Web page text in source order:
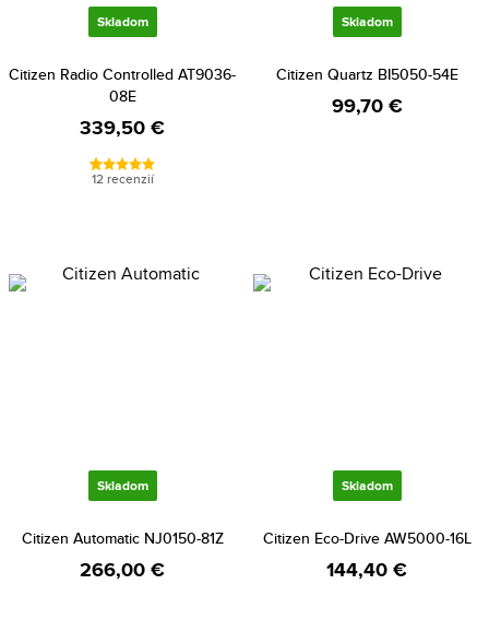
Skladom
Citizen Radio Controlled AT9036-
08E
339,50 €
12 recenzií
Skladom
Citizen Quartz BI5050-54E
99,70 €
Skladom
Citizen Automatic NJ0150-81Z
266,00 €
Skladom
Citizen Eco-Drive AW5000-16L
144,40 €